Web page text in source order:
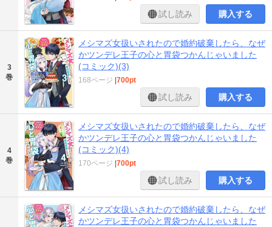
試し読み 購入する
3
巻
メシマズ女扱いされたので婚約破棄したら、なぜ
かツンデレ王子の心と胃袋つかんじゃいました
(コミック)(3)
168ページ 700pt
試し読み 購入する
4
巻
メシマズ女扱いされたので婚約破棄したら、なぜ
かツンデレ王子の心と胃袋つかんじゃいました
(コミック)(4)
170ページ 700pt
試し読み 購入する
メシマズ女扱いされたので婚約破棄したら、なぜ
かツンデレ王子の心と胃袋つかんじゃいました